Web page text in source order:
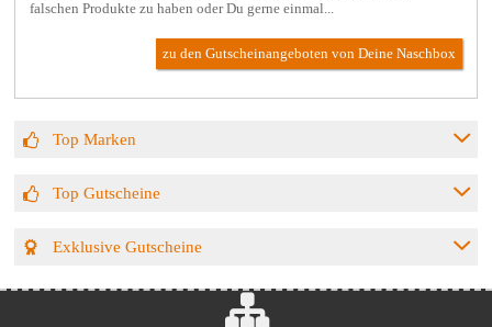
falschen Produkte zu haben oder Du gerne einmal...
zu den Gutscheinangeboten von Deine Naschbox
Top Marken
Top Gutscheine
Exklusive Gutscheine